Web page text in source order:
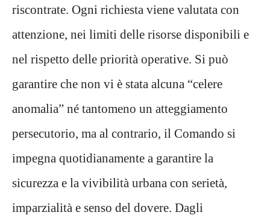
riscontrate. Ogni richiesta viene valutata con
attenzione, nei limiti delle risorse disponibili e
nel rispetto delle priorità operative. Si può
garantire che non vi è stata alcuna “celere
anomalia” né tantomeno un atteggiamento
persecutorio, ma al contrario, il Comando si
impegna quotidianamente a garantire la
sicurezza e la vivibilità urbana con serietà,
imparzialità e senso del dovere. Dagli